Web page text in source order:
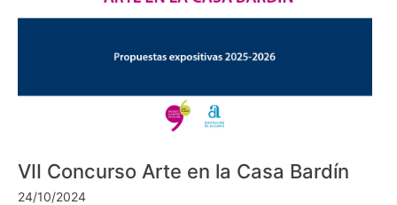
VII Concurso Arte en la Casa Bardín
24/10/2024